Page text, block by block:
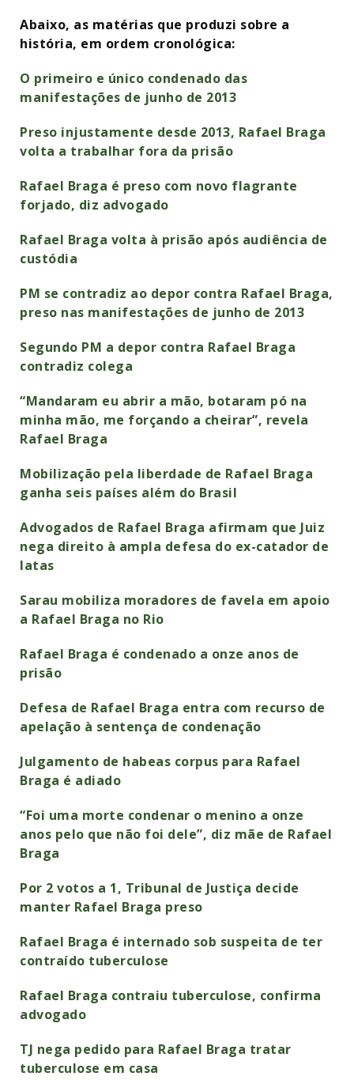
Abaixo, as matérias que produzi sobre a
história, em ordem cronológica:
O primeiro e único condenado das
manifestações de junho de 2013
Preso injustamente desde 2013, Rafael Braga
volta a trabalhar fora da prisão
Rafael Braga é preso com novo flagrante
forjado, diz advogado
Rafael Braga volta à prisão após audiência de
custódia
PM se contradiz ao depor contra Rafael Braga,
preso nas manifestações de junho de 2013
Segundo PM a depor contra Rafael Braga
contradiz colega
“Mandaram eu abrir a mão, botaram pó na
minha mão, me forçando a cheirar”, revela
Rafael Braga
Mobilização pela liberdade de Rafael Braga
ganha seis países além do Brasil
Advogados de Rafael Braga afirmam que Juiz
nega direito à ampla defesa do ex-catador de
latas
Sarau mobiliza moradores de favela em apoio
a Rafael Braga no Rio
Rafael Braga é condenado a onze anos de
prisão
Defesa de Rafael Braga entra com recurso de
apelação à sentença de condenação
Julgamento de habeas corpus para Rafael
Braga é adiado
“Foi uma morte condenar o menino a onze
anos pelo que não foi dele”, diz mãe de Rafael
Braga
Por 2 votos a 1, Tribunal de Justiça decide
manter Rafael Braga preso
Rafael Braga é internado sob suspeita de ter
contraído tuberculose
Rafael Braga contraiu tuberculose, confirma
advogado
TJ nega pedido para Rafael Braga tratar
tuberculose em casa